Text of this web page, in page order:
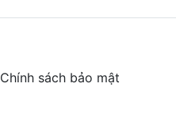
Chính sách bảo mật